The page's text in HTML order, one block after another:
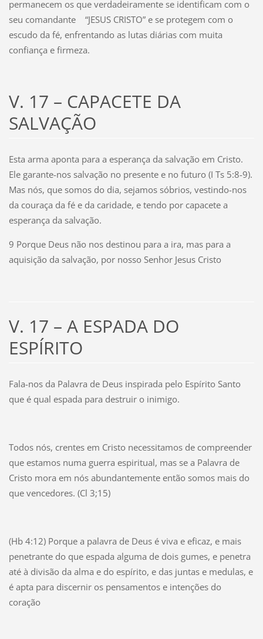
permanecem os que verdadeiramente se identificam com o
seu comandante “JESUS CRISTO” e se protegem com o
escudo da fé, enfrentando as lutas diárias com muita
confiança e firmeza.
V. 17 – CAPACETE DA
SALVAÇÃO
Esta arma aponta para a esperança da salvação em Cristo.
Ele garante-nos salvação no presente e no futuro (I Ts 5:8-9).
Mas nós, que somos do dia, sejamos sóbrios, vestindo-nos
da couraça da fé e da caridade, e tendo por capacete a
esperança da salvação.
9 Porque Deus não nos destinou para a ira, mas para a
aquisição da salvação, por nosso Senhor Jesus Cristo
V. 17 – A ESPADA DO
ESPÍRITO
Fala-nos da Palavra de Deus inspirada pelo Espírito Santo
que é qual espada para destruir o inimigo.
Todos nós, crentes em Cristo necessitamos de compreender
que estamos numa guerra espiritual, mas se a Palavra de
Cristo mora em nós abundantemente então somos mais do
que vencedores. (Cl 3;15)
(Hb 4:12) Porque a palavra de Deus é viva e eficaz, e mais
penetrante do que espada alguma de dois gumes, e penetra
até à divisão da alma e do espírito, e das juntas e medulas, e
é apta para discernir os pensamentos e intenções do
coração